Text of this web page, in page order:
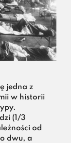
jedna z
w historii
(1/3
od
dwu, a